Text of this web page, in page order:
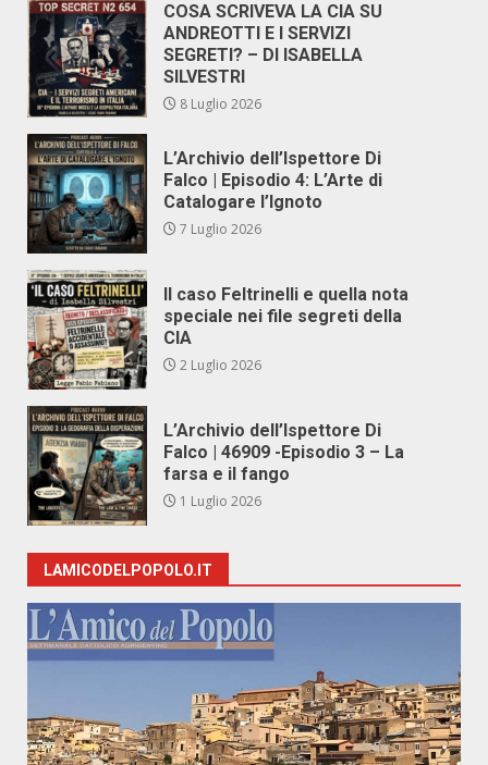
COSA SCRIVEVA LA CIA SU
ANDREOTTI E I SERVIZI
SEGRETI? – DI ISABELLA
SILVESTRI
8 Luglio 2026
L’Archivio dell’Ispettore Di
Falco | Episodio 4: L’Arte di
Catalogare l’Ignoto
7 Luglio 2026
Il caso Feltrinelli e quella nota
speciale nei file segreti della
CIA
2 Luglio 2026
L’Archivio dell’Ispettore Di
Falco | 46909 -Episodio 3 – La
farsa e il fango
1 Luglio 2026
LAMICODELPOPOLO.IT